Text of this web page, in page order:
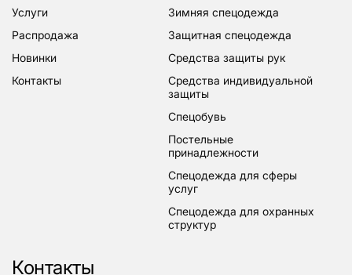
услуги
распродажа
новинки
контакты
зимняя спецодежда
защитная спецодежда
средства защиты рук
средства индивидуальной
защиты
спецобувь
постельные
принадлежности
спецодежда для сферы
услуг
спецодежда для охранных
структур
Контакты